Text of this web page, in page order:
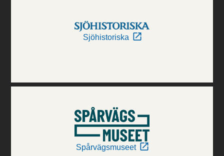
Sjöhistoriska
Spårvägsmuseet